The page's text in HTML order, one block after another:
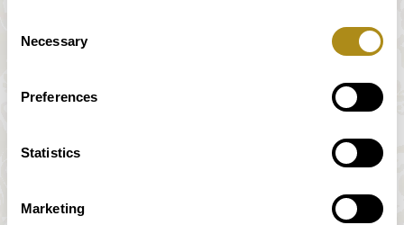
Selection
Necessary
Preferences
Statistics
Marketing
Begabung und das Können der Musiker
PreisträgerInnen nationaler und internationaler
Seit Frühjahr 2015 gehört das Repertoire des